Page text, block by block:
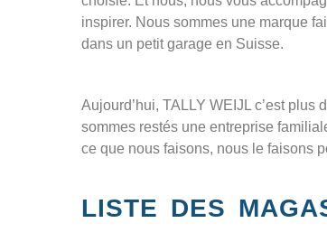
inspirer. Nous sommes une marque
dans un petit garage en Suisse.
Aujourd’hui, TALLY WEIJL c’est
sommes restés une entreprise
ce que nous faisons, nous le faisons
LISTE DES